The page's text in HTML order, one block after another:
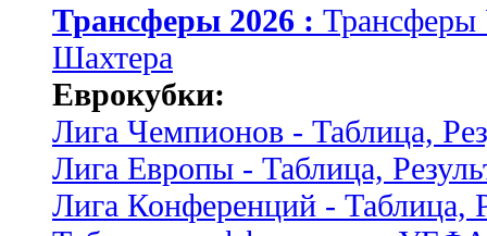
Трансферы 2026 :
Шахтера
Еврокубки:
Лига Чемпионов - Таблица,
Лига Европы - Таблица,
Лига Конференций - Таблица,